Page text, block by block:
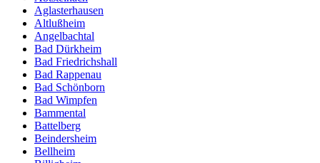
Aglasterhausen
Altlußheim
Angelbachtal
Bad Dürkheim
Bad Friedrichshall
Bad Rappenau
Bad Schönborn
Bad Wimpfen
Bammental
Battelberg
Beindersheim
Bellheim